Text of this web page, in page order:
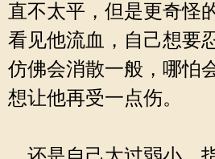
直不太平，但是更奇怪
看见他流血，自己想要
仿佛会消散一般，哪怕
想让他再受一点伤。